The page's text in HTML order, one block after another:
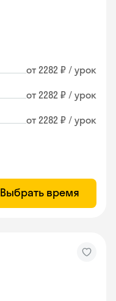
от 2282 ₽ / урок
от 2282 ₽ / урок
от 2282 ₽ / урок
Выбрать время